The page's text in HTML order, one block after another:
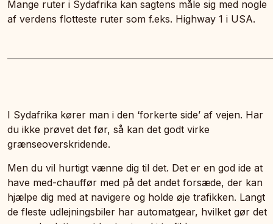
Mange ruter i Sydafrika kan sagtens måle sig med nogle
af verdens flotteste ruter som f.eks. Highway 1 i USA.
I Sydafrika kører man i den ‘forkerte side’ af vejen. Har
du ikke prøvet det før, så kan det godt virke
grænseoverskridende.
Men du vil hurtigt vænne dig til det. Det er en god ide at
have med-chauffør med på det andet forsæde, der kan
hjælpe dig med at navigere og holde øje trafikken. Langt
de fleste udlejningsbiler har automatgear, hvilket gør det